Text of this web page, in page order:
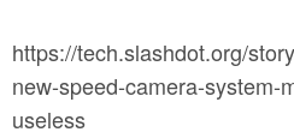
https://tech.slashdot.org/
new-speed-camera-system-
useless